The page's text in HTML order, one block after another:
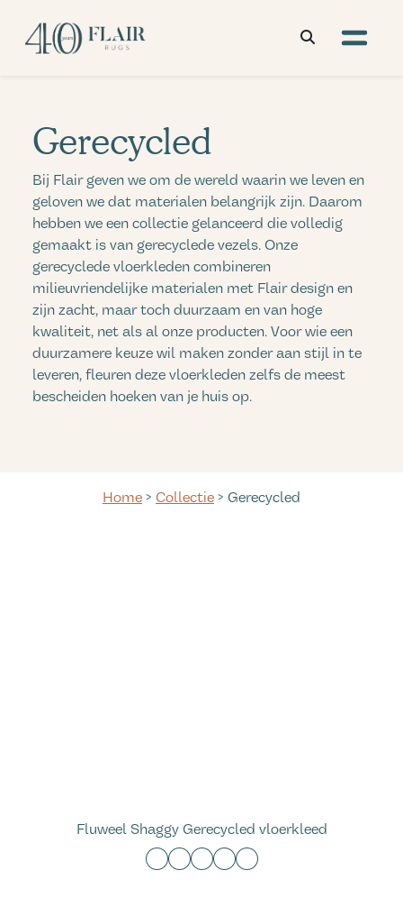
Gerecycled
Bij Flair geven we om de wereld waarin we leven en
geloven we dat materialen belangrijk zijn. Daarom
hebben we een collectie gelanceerd die volledig
gemaakt is van gerecyclede vezels. Onze
gerecyclede vloerkleden combineren
milieuvriendelijke materialen met Flair design en
zijn zacht, maar toch duurzaam en van hoge
kwaliteit, net als al onze producten. Voor wie een
duurzamere keuze wil maken zonder aan stijl in te
leveren, fleuren deze vloerkleden zelfs de meest
bescheiden hoeken van je huis op.
Home > Collectie > Gerecycled
Fluweel Shaggy Gerecycled vloerkleed